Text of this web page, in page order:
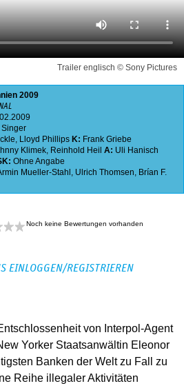
Trailer englisch © Sony Pictures
2009
Singer
, Lloyd Phillips K: Frank Griebe
Klimek, Reinhold Heil A: Uli Hanisch
Ohne Angabe
Mueller-Stahl , Ulrich Thomsen, Brían F.
Noch keine Bewertungen vorhanden
EINLOGGEN/REGISTRIEREN
von Interpol-Agent
Yorker Staatsanwältin Eleonor
Banken der Welt zu Fall zu
Reihe illegaler Aktivitäten